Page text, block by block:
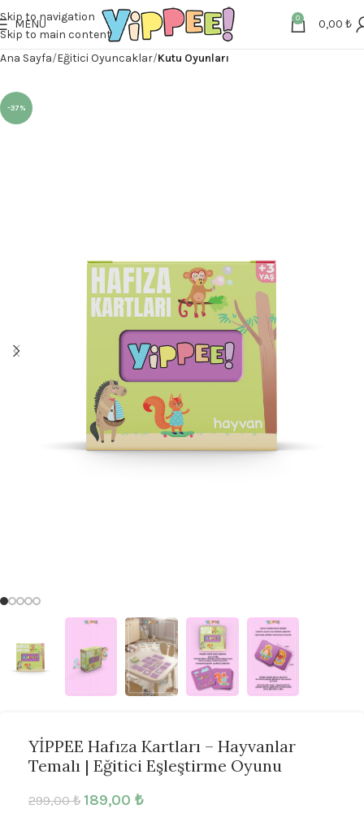
Skip to navigation
Skip to main content
MENU 0 0,00 ₺
Ana Sayfa Eğitici Oyuncaklar Kutu Oyunları
-37%
YİPPEE Hafıza Kartları – Hayvanlar
Temalı | Eğitici Eşleştirme Oyunu
299,00₺ 189,00 ₺